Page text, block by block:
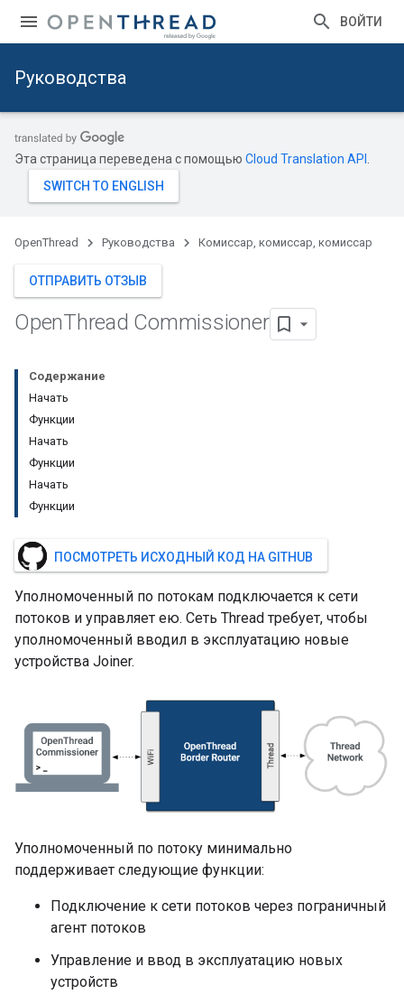
ВОЙТИ
Руководства
Эта страница переведена с помощью Cloud Translation API
OpenThread Руководства Комиссар, комиссар, комиссар
ОТПРАВИТЬ ОТЗЫВ
OpenThread Commissioner
Содержание
Начать
Функции
Начать
Функции
Начать
Функции
ПОСМОТРЕТЬ ИСХОДНЫЙ КОД НА GITHUB
Уполномоченный по потокам подключается к сети
потоков и управляет ею. Сеть Thread требует, чтобы
уполномоченный вводил в эксплуатацию новые
устройства Joiner.
Уполномоченный по потоку минимально
поддерживает следующие функции:
Подключение к сети потоков через пограничный
агент потоков
Управление и ввод в эксплуатацию новых
устройств